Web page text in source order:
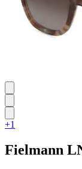
+1
Fielmann